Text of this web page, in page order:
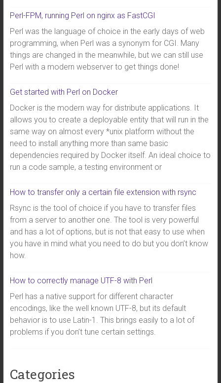
Perl-FPM, running Perl on nginx as FastCGI
Perl was the language of choice in the early days of web
programming, when Perl was a synonym for CGI. Many
things are changed in the meanwhile, but we can still use
Perl with a modern webserver to get things done!
Get started with Perl on Docker
Docker is the modern way for distribute applications. It
allows you to create a deployable entity that will run in the
same way on almost every *unix platform without the
need to install anything more than same basic
dependencies required by Docker itself. An ideal choice to
run a code sample, a testing environment or
How to transfer only a certain file extension with rsync
Rsync is the tool of choice if you have to transfer files
from a server to another one. The tool is very powerful
and has a lot of options, but is not that easy to use when
you have in mind what you need to do but you don’t know
how.
How to correctly manage UTF-8 with Perl
Perl has a native support for different character
encodings, like the well known UTF-8, but its default
behavior is to use Latin-1. This brings easily to a lot of
problems if you don’t tune certain settings.
Categories